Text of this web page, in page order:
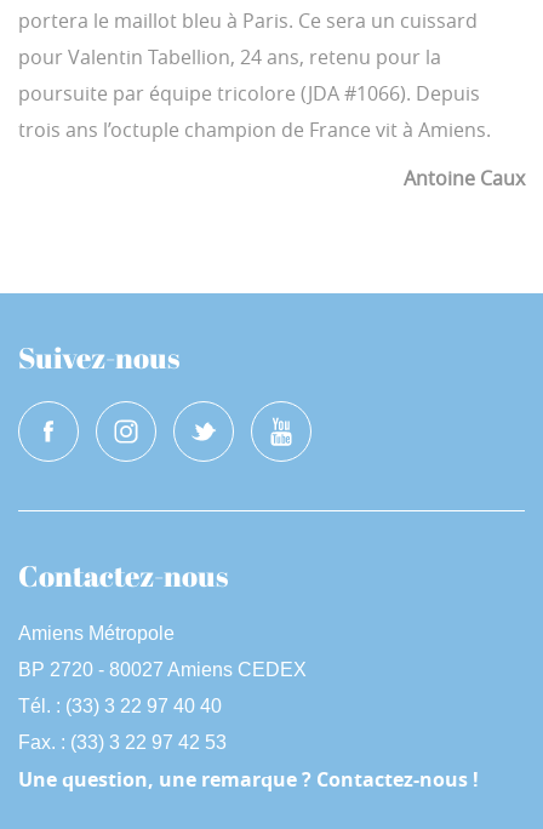
portera le maillot bleu à Paris. Ce sera un cuissard
pour Valentin Tabellion, 24 ans, retenu pour la
poursuite par équipe tricolore (JDA #1066). Depuis
trois ans l’octuple champion de France vit à Amiens.
Antoine Caux
Suivez-nous
Contactez-nous
Amiens Métropole
BP 2720 - 80027 Amiens CEDEX
Tél. : (33) 3 22 97 40 40
Fax. : (33) 3 22 97 42 53
Une question, une remarque ? Contactez-nous !